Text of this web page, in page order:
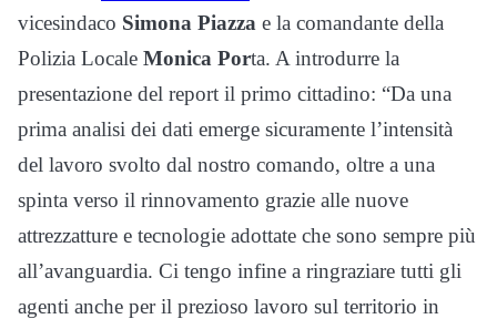
vicesindaco Simona Piazza e la comandante della
Polizia Locale Monica Porta. A introdurre la
presentazione del report il primo cittadino: “Da una
prima analisi dei dati emerge sicuramente l’intensità
del lavoro svolto dal nostro comando, oltre a una
spinta verso il rinnovamento grazie alle nuove
attrezzatture e tecnologie adottate che sono sempre più
all’avanguardia. Ci tengo infine a ringraziare tutti gli
agenti anche per il prezioso lavoro sul territorio in